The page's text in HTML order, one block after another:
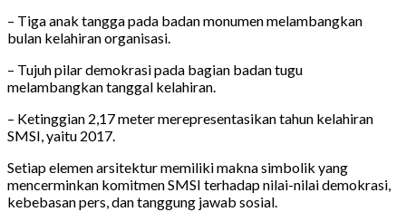
– Tiga anak tangga pada badan monumen melambangkan
bulan kelahiran organisasi.
– Tujuh pilar demokrasi pada bagian badan tugu
melambangkan tanggal kelahiran.
– Ketinggian 2,17 meter merepresentasikan tahun kelahiran
SMSI, yaitu 2017.
Setiap elemen arsitektur memiliki makna simbolik yang
mencerminkan komitmen SMSI terhadap nilai-nilai demokrasi,
kebebasan pers, dan tanggung jawab sosial.